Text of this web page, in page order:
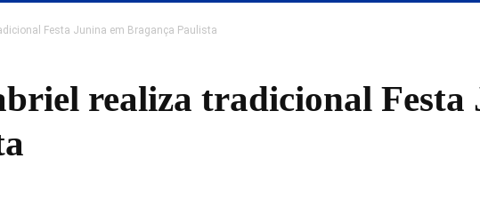
Festa Junina em Bragança Paulista
realiza tradicional Festa